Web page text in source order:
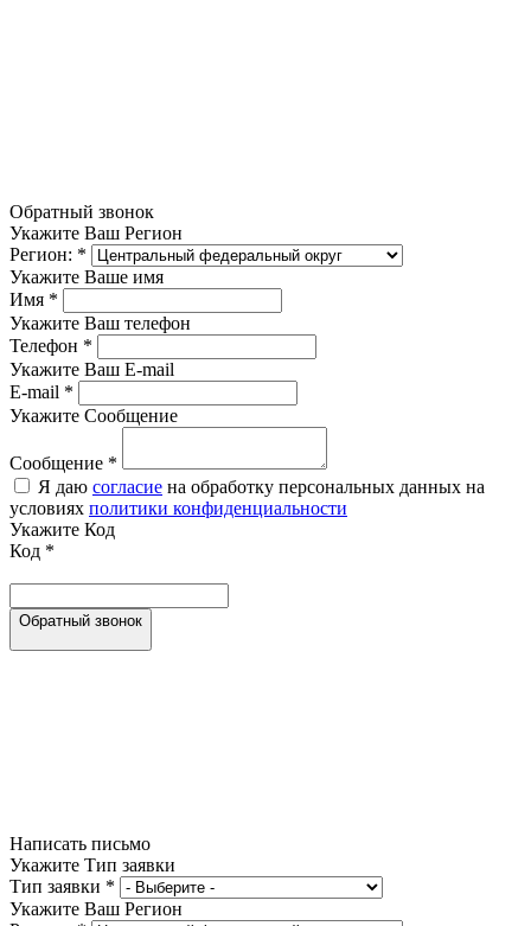
Обратный звонок
Укажите Ваш Регион
Регион: *
Укажите Ваше имя
Имя *
Укажите Ваш телефон
Телефон *
Укажите Ваш E-mail
E-mail *
Укажите Сообщение
Сообщение *
Я даю согласие на обработку персональных данных на
условиях политики конфиденциальности
Укажите Код
Код *
Обратный звонок
Написать письмо
Укажите Тип заявки
Тип заявки *
Укажите Ваш Регион